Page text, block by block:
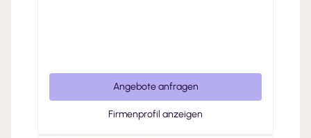
Angebote anfragen
Firmenprofil anzeigen